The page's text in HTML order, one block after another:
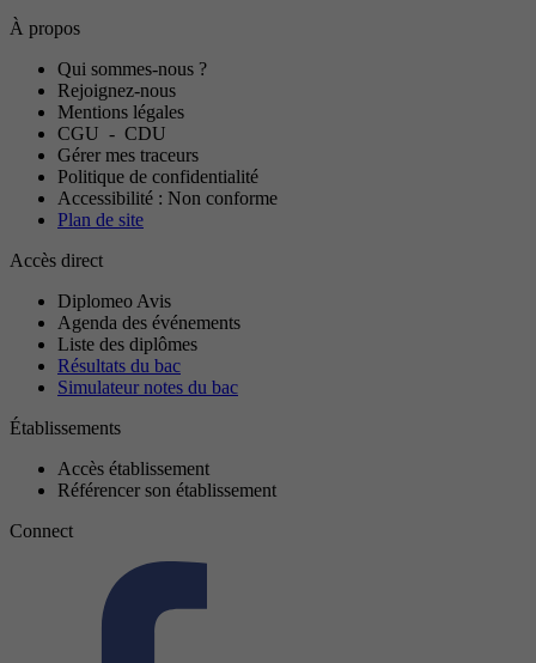
À propos
Qui sommes-nous ?
Rejoignez-nous
Mentions légales
CGU - CDU
Gérer mes traceurs
Politique de confidentialité
Accessibilité : Non conforme
Plan de site
Accès direct
Diplomeo Avis
Agenda des événements
Liste des diplômes
Résultats du bac
Simulateur notes du bac
Établissements
Accès établissement
Référencer son établissement
Connect